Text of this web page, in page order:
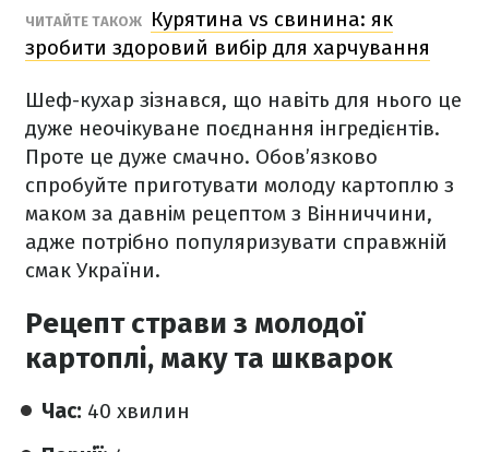
ЧИТАЙТЕ ТАКОЖ
Курятина vs свинина: як
зробити здоровий вибір для харчування
Шеф-кухар зізнався, що навіть для нього це
дуже неочікуване поєднання інгредієнтів.
Проте це дуже смачно. Обов’язково
спробуйте приготувати молоду картоплю з
маком за давнім рецептом з Вінниччини,
адже потрібно популяризувати справжній
смак України.
Рецепт страви з молодої
картоплі, маку та шкварок
Час: 40 хвилин